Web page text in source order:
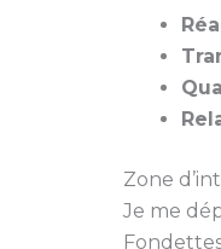
Zone
Je me